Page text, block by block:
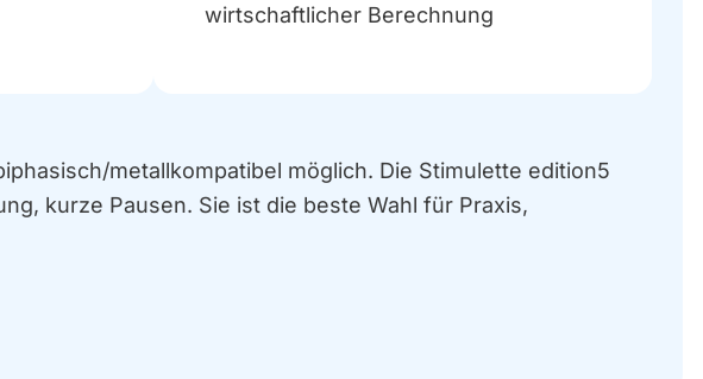
wirtschaftlicher Berechnung
metallkompatibel möglich. Die Stimulette edition5
kurze Pausen. Sie ist die beste Wahl für Praxis,